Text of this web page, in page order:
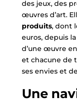
des jeux, des
œuvres d’art.
produits, dont
euros, depuis
d’une œuvre
et chacune de
ses envies et
Une